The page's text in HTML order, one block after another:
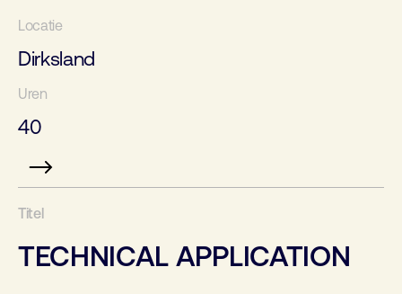
Dirksland
40
TECHNICAL APPLICATION